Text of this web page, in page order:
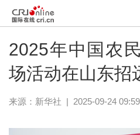
2025年中国农
场活动在山东招
来源： 新华社 | 2025-09-24